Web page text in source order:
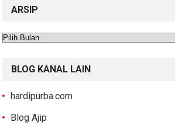
ARSIP
Arsip
BLOG KANAL LAIN
hardipurba.com
Blog Ajip